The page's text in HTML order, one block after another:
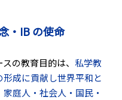
・IB の使命
の教育目的は、私学教
成に貢献し世界平和と
庭人・社会人・国民・